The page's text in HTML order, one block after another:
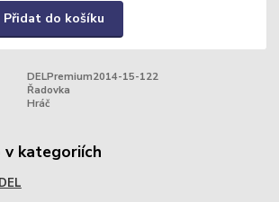
Přidat do košíku
DELPremium2014-15-122
Řadovka
Hráč
v kategoriích